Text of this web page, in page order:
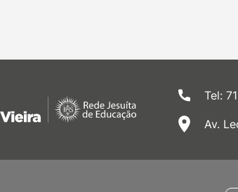
Tel:
Av.